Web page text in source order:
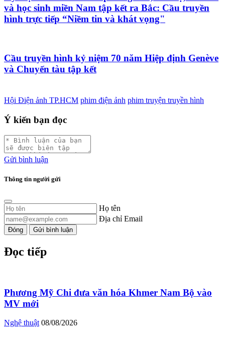
và học sinh miền Nam tập kết ra Bắc: Cầu truyền
hình trực tiếp “Niềm tin và khát vọng"
Cầu truyền hình kỷ niệm 70 năm Hiệp định Genève
và Chuyến tàu tập kết
Hội Điện ảnh TP.HCM phim điện ảnh phim truyện truyền hình
Ý kiến bạn đọc
Gửi bình luận
Thông tin người gửi
Họ tên
Địa chỉ Email
Đóng Gửi bình luận
Đọc tiếp
Phương Mỹ Chi đưa văn hóa Khmer Nam Bộ vào
MV mới
Nghệ thuật 08/08/2026